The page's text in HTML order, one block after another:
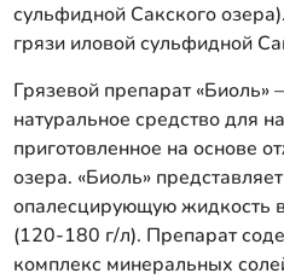
сульфидной Сакского
грязи иловой сульфидной
Грязевой препарат
натуральное средство для
приготовленное на основе
озера. «Биоль»
опалесцирующую жидкость
(120-180 г/л). Препарат
комплекс минеральных